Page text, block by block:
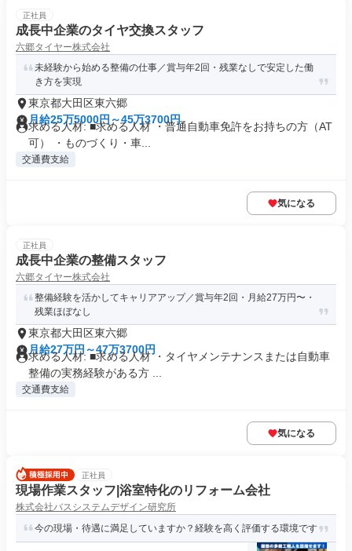
正社員
成長中企業のタイヤ交換スタッフ
六郷タイヤー株式会社
未経験から始める整備の仕事／賞与年2回・残業なしで安定した働
き方を実現
東京都大田区東六郷
月給25万5000円～45万3700円
求める人材: ■求める人材 ・普通自動車免許をお持ちの方（AT
可） ・ものづくり・車...
交通費支給
気になる
正社員
成長中企業の整備スタッフ
六郷タイヤー株式会社
整備経験を活かしてキャリアアップ／賞与年2回・月給27万円〜・
残業ほぼなし
東京都大田区東六郷
月給27万円～47万3700円
求める人材: ■求める人材 ・タイヤメンテナンスまたは自動車
整備の実務経験がある方 ...
交通費支給
気になる
正社員
現場作業スタッフ|浴室特化のリフォーム会社
株式会社バスシステムデザイン研究所
今の現場・待遇に満足していますか？経験を高く評価する環境です